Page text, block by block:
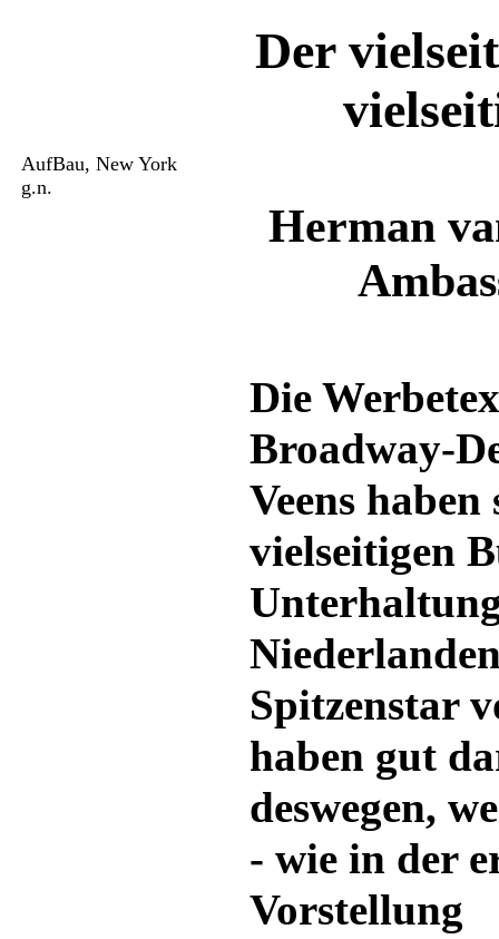
AufBau, New York
g.n.
Der
Herman
Die
Broadway-
Veens
vielseitigen
Spitzenstar
haben gut
deswegen,
- wie in der
Vorstellung